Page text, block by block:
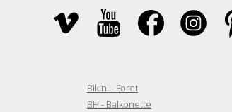
Bikini - Foret
BH - Balkonette